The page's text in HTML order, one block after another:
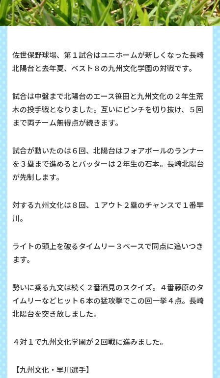
佐世保野球場、第１試合はユニホームが新しくなった長崎
北陽台と去年夏、ベスト８の九州文化学園の対戦です。
試合は中盤まで北陽台のエース笹田と九州文化の２年生荒
木の投手戦となりました。互いにピンチを切り抜け、５回
まで両チーム無得点が続きます。
試合が動いたのは６回、北陽台はフォアボールのランナー
を３塁まで進めるとバッターは２年生の石本。長崎北陽台
が先制します。
対する九州文化は８回、１アウト２塁のチャンスで１番早
川。
ライトの頭上を破るタイムリー３ベースで同点に追いつき
ます。
勢いに乗る九文は続く２番酒見のスクイズ。４番藤原のタ
イムリーなどヒット６本の猛攻撃でこの回一挙４点。長崎
北陽台を突き放しました。
４対１で九州文化学園が２回戦に進みました。
【九州文化・早川選手】